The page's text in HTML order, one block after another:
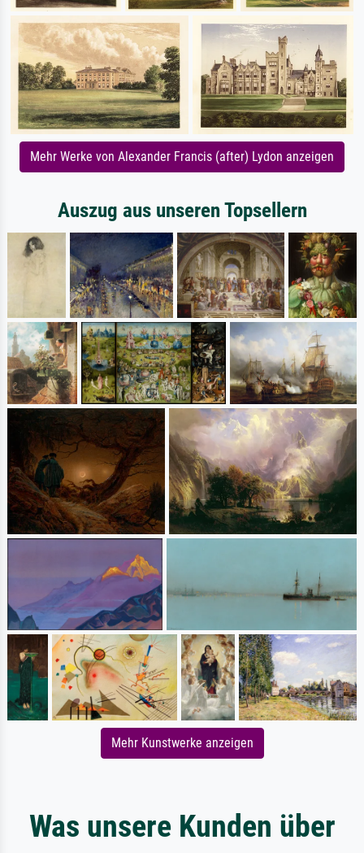
Mehr Werke von Alexander Francis (after) Lydon anzeigen
Auszug aus unseren Topsellern
Mehr Kunstwerke anzeigen
Was unsere Kunden über